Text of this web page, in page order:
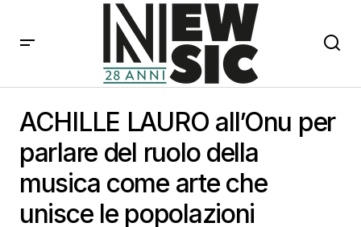
musica come arte che unisce le popolazioni
ACHILLE LAURO all’Onu per
parlare del ruolo della
musica come arte che
unisce le popolazioni